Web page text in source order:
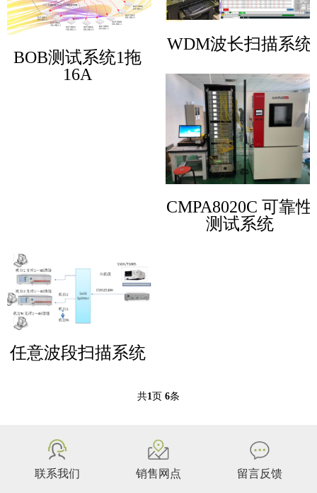
BOB测试系统1拖
16A
WDM波长扫描系统
CMPA8020C 可靠性
测试系统
任意波段扫描系统
共1页 6条
联系我们 销售网点 留言反馈